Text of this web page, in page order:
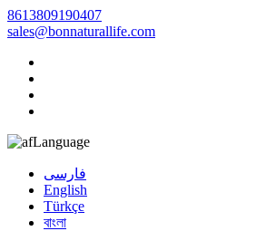
8613809190407
sales@bonnaturallife.com
Language
فارسی
English
Türkçe
বাংলা